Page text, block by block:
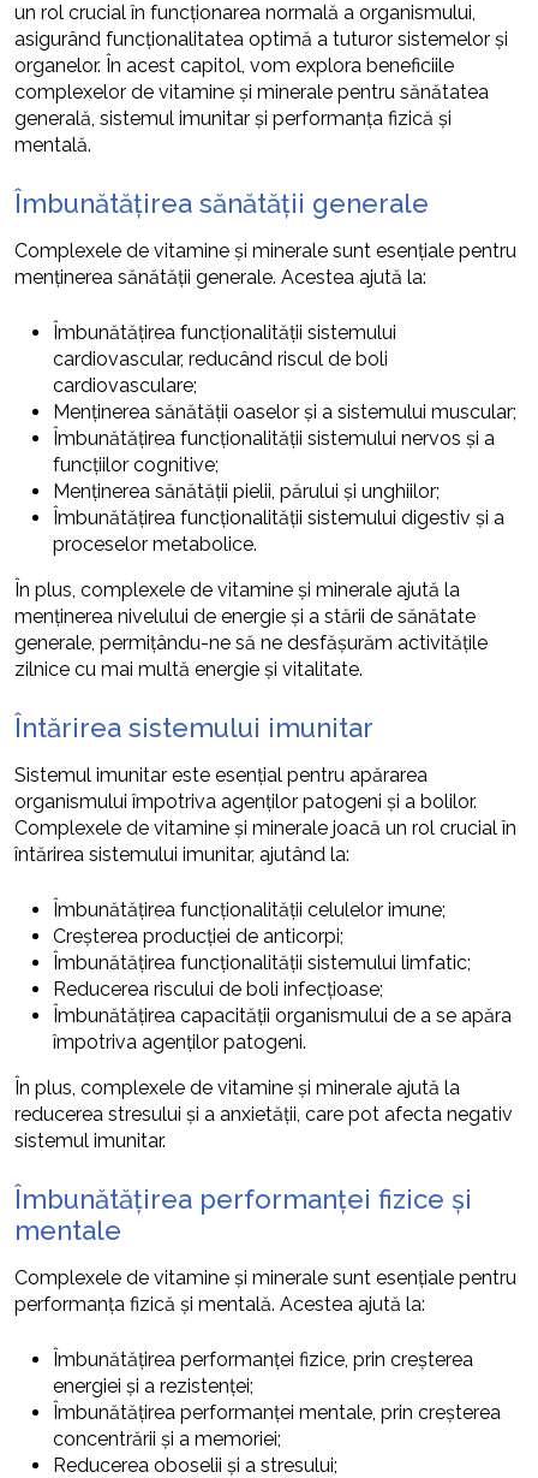
un rol crucial în funcționarea normală a organismului,
asigurând funcționalitatea optimă a tuturor sistemelor și
organelor. În acest capitol, vom explora beneficiile
complexelor de vitamine și minerale pentru sănătatea
generală, sistemul imunitar și performanța fizică și
mentală.
Îmbunătățirea sănătății generale
Complexele de vitamine și minerale sunt esențiale pentru
menținerea sănătății generale. Acestea ajută la:
Îmbunătățirea funcționalității sistemului
cardiovascular, reducând riscul de boli
cardiovasculare;
Menținerea sănătății oaselor și a sistemului muscular;
Îmbunătățirea funcționalității sistemului nervos și a
funcțiilor cognitive;
Menținerea sănătății pielii, părului și unghiilor;
Îmbunătățirea funcționalității sistemului digestiv și a
proceselor metabolice.
În plus, complexele de vitamine și minerale ajută la
menținerea nivelului de energie și a stării de sănătate
generale, permițându-ne să ne desfășurăm activitățile
zilnice cu mai multă energie și vitalitate.
Întărirea sistemului imunitar
Sistemul imunitar este esențial pentru apărarea
organismului împotriva agenților patogeni și a bolilor.
Complexele de vitamine și minerale joacă un rol crucial în
întărirea sistemului imunitar, ajutând la:
Îmbunătățirea funcționalității celulelor imune;
Creșterea producției de anticorpi;
Îmbunătățirea funcționalității sistemului limfatic;
Reducerea riscului de boli infecțioase;
Îmbunătățirea capacității organismului de a se apăra
împotriva agenților patogeni.
În plus, complexele de vitamine și minerale ajută la
reducerea stresului și a anxietății, care pot afecta negativ
sistemul imunitar.
Îmbunătățirea performanței fizice și
mentale
Complexele de vitamine și minerale sunt esențiale pentru
performanța fizică și mentală. Acestea ajută la:
Îmbunătățirea performanței fizice, prin creșterea
energiei și a rezistenței;
Îmbunătățirea performanței mentale, prin creșterea
concentrării și a memoriei;
Reducerea oboselii și a stresului;